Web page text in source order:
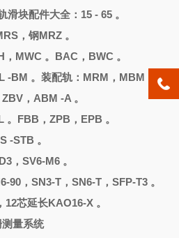
滑块配件大全：15 - 65 。
，钢MRZ 。
MWC 。BAC，BWC 。
-BM 。装配轨：MRM，MBM 。
，ABM -A 。
。FBB，ZPB，EPB 。
-STB 。
，SV6-M6 。
90，SN3-T，SN6-T，SFP-T3 。
芯延长KAO16-X 。
量系统